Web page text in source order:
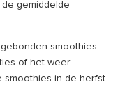
gemiddelde
smoothies
of het weer.
smoothies in de herfst